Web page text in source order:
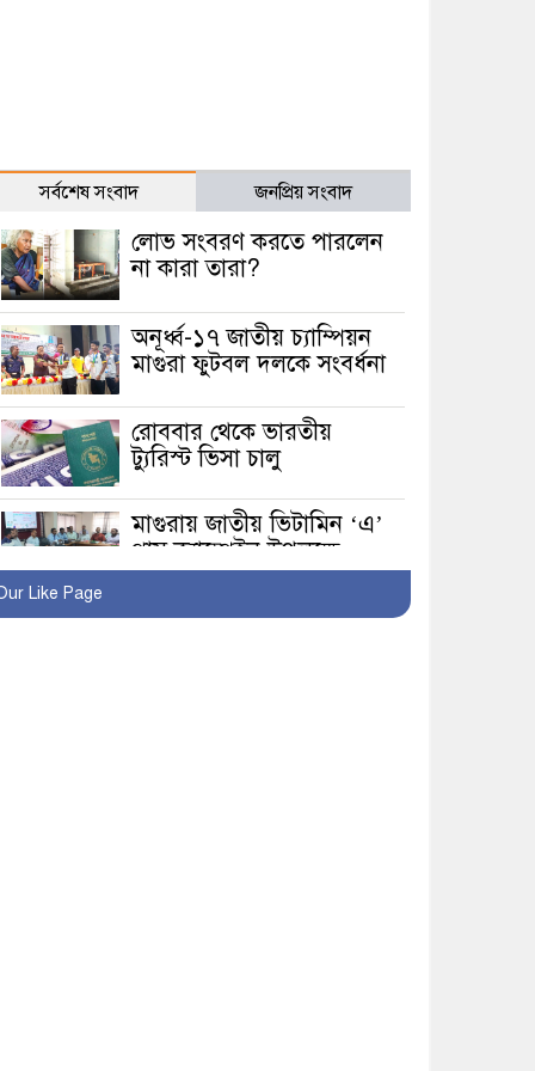
সর্বশেষ সংবাদ জনপ্রিয় সংবাদ
লোভ সংবরণ করতে পারলেন
না কারা তারা?
অনূর্ধ্ব-১৭ জাতীয় চ্যাম্পিয়ন
মাগুরা ফুটবল দলকে সংবর্ধনা
রোববার থেকে ভারতীয়
ট্যুরিস্ট ভিসা চালু
মাগুরায় জাতীয় ভিটামিন ‘এ’
প্লাস ক্যাম্পেইন উপলক্ষে
সাংবাদিক অবহিতকরণ
Like Page